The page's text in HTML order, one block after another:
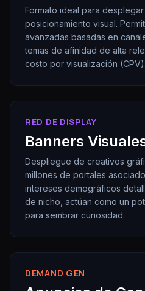
Formato ideal para
posicionamiento visual.
avanzadas basadas en
temas de afinidad de alta
costo por visualización (CPV).
RED DE DISPLAY
Banners
Despliegue de creativos
millones de portales
intereses demográficos
de nicho, actúan como un
para sembrar curiosidad.
DEMAND GEN